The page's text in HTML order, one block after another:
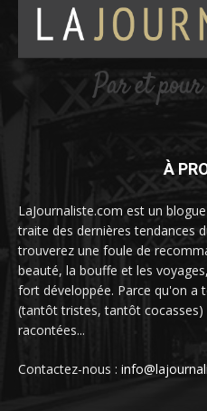
À
LaJournaliste.com est un
traite des dernières tendances
trouverez une foule de
beauté, la bouffe et les
fort développée. Parce qu'on a
(tantôt tristes, tantôt cocasses)
racontées...
Contactez-nous :